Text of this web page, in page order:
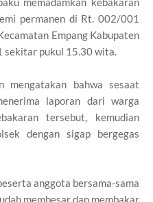
permanen di Rt. 002/001
Empang Kabupaten
sekitar pukul 15.30 wita.
mengatakan bahwa sesaat
laporan dari warga
tersebut, kemudian
dengan sigap bergegas
anggota bersama-sama
membesar dan membakar